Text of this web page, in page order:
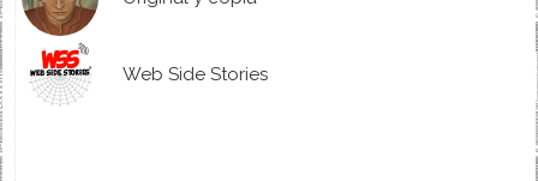
Web Side Stories